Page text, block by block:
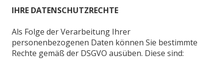
IHRE DATENSCHUTZRECHTE
Als Folge der Verarbeitung Ihrer
personenbezogenen Daten können Sie bestimmte
Rechte gemäß der DSGVO ausüben. Diese sind: